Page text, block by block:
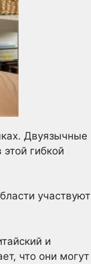
Двуязычные
гибкой
участвуют
и
что они могут